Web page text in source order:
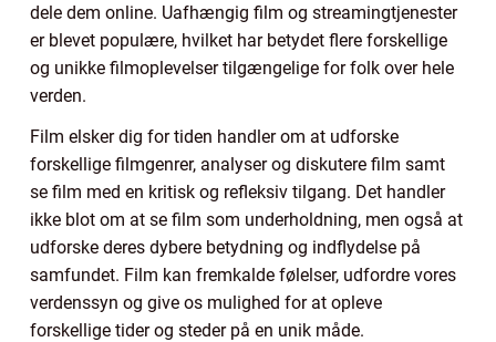
dele dem online. Uafhængig film og streamingtjenester
er blevet populære, hvilket har betydet flere forskellige
og unikke filmoplevelser tilgængelige for folk over hele
verden.
Film elsker dig for tiden handler om at udforske
forskellige filmgenrer, analyser og diskutere film samt
se film med en kritisk og refleksiv tilgang. Det handler
ikke blot om at se film som underholdning, men også at
udforske deres dybere betydning og indflydelse på
samfundet. Film kan fremkalde følelser, udfordre vores
verdenssyn og give os mulighed for at opleve
forskellige tider og steder på en unik måde.